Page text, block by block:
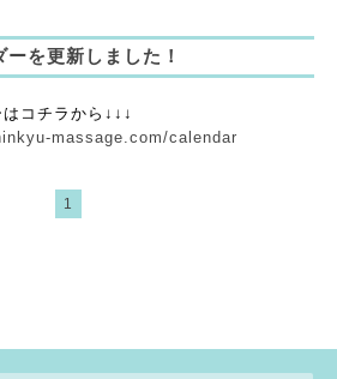
を更新しました！
コチラから↓↓↓
massage.com/calendar
1